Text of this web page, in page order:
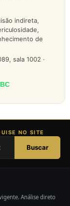
indireta,
de
sala 1002 ·
NO SITE
Buscar
Análise direto